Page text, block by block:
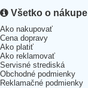
Všetko o nákupe
Ako nakupovať
Cena dopravy
Ako platiť
Ako reklamovať
Servisné strediská
Obchodné podmienky
Reklamačné podmienky